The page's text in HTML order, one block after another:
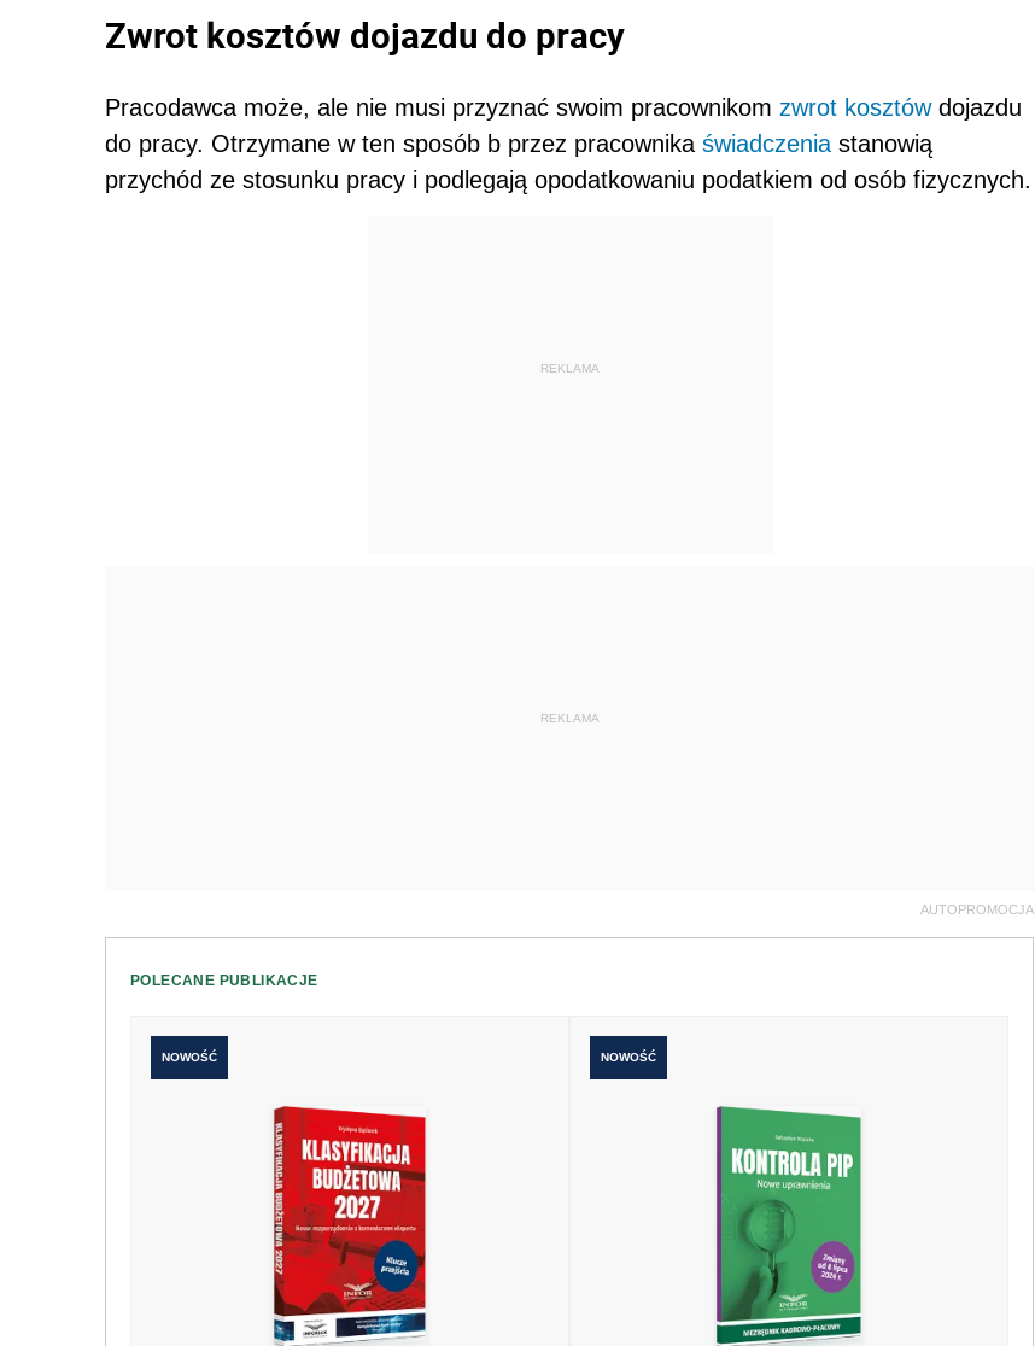
Zwrot kosztów dojazdu do pracy
Pracodawca może, ale nie musi przyznać swoim pracownikom zwrot kosztówdojazdu
do pracy. Otrzymane w ten sposób b przez pracownika świadczenia stanowią
przychód ze stosunku pracy i podlegają opodatkowaniu podatkiem od osób fizycznych.
REKLAMA
REKLAMA
AUTOPROMOCJA
POLECANE PUBLIKACJE
NOWOŚĆ NOWOŚĆ